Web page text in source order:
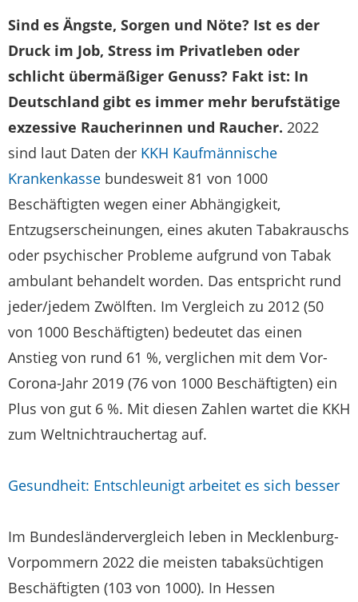
Sind es Ängste, Sorgen und Nöte? Ist es der
Druck im Job, Stress im Privatleben oder
schlicht übermäßiger Genuss? Fakt ist: In
Deutschland gibt es immer mehr berufstätige
exzessive Raucherinnen und Raucher. 2022
sind laut Daten der KKH Kaufmännische
Krankenkasse bundesweit 81 von 1000
Beschäftigten wegen einer Abhängigkeit,
Entzugserscheinungen, eines akuten Tabakrauschs
oder psychischer Probleme aufgrund von Tabak
ambulant behandelt worden. Das entspricht rund
jeder/jedem Zwölften. Im Vergleich zu 2012 (50
von 1000 Beschäftigten) bedeutet das einen
Anstieg von rund 61 %, verglichen mit dem Vor-
Corona-Jahr 2019 (76 von 1000 Beschäftigten) ein
Plus von gut 6 %. Mit diesen Zahlen wartet die KKH
zum Weltnichtrauchertag auf.
Gesundheit: Entschleunigt arbeitet es sich besser
Im Bundesländervergleich leben in Mecklenburg-
Vorpommern 2022 die meisten tabaksüchtigen
Beschäftigten (103 von 1000). In Hessen